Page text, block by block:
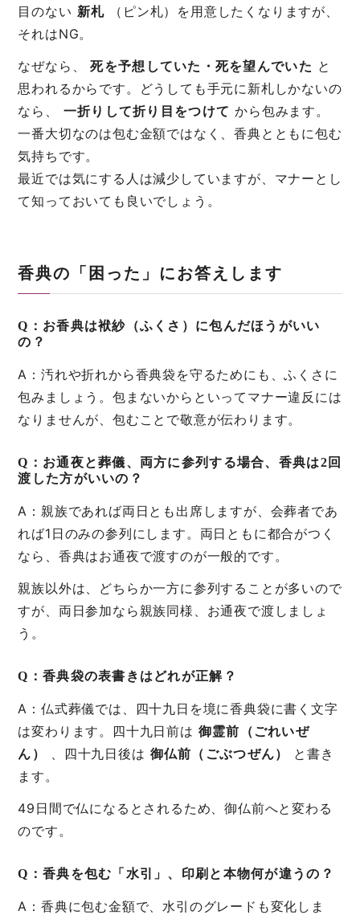
目のない 新札
（ピン札）を用意したくなりますが、
それはNG。
なぜなら、
死を予想していた・死を望んでいた と
思われるからです。どうしても手元に新札しかないの
なら、
一折りして折り目をつけて から包みます。
一番大切なのは包む金額ではなく、香典とともに包む
気持ちです。
最近では気にする人は減少していますが、マナーとし
て知っておいても良いでしょう。
香典の「困った」にお答えします
Q：お香典は袱紗（ふくさ）に包んだほうがいい
の？
A：汚れや折れから香典袋を守るためにも、ふくさに
包みましょう。包まないからといってマナー違反には
なりませんが、包むことで敬意が伝わります。
Q：お通夜と葬儀、両方に参列する場合、香典は2回
渡した方がいいの？
A：親族であれば両日とも出席しますが、会葬者であ
れば1日のみの参列にします。両日ともに都合がつく
なら、香典はお通夜で渡すのが一般的です。
親族以外は、どちらか一方に参列することが多いので
すが、両日参加なら親族同様、お通夜で渡しましょ
う。
Q：香典袋の表書きはどれが正解？
A：仏式葬儀では、四十九日を境に香典袋に書く文字
は変わります。四十九日前は 御霊前（ごれいぜ
ん）
、四十九日後は 御仏前（ごぶつぜん）
と書き
ます。
49日間で仏になるとされるため、御仏前へと変わる
のです。
Q：香典を包む「水引」、印刷と本物何が違うの？
A：香典に包む金額で、水引のグレードも変化しま